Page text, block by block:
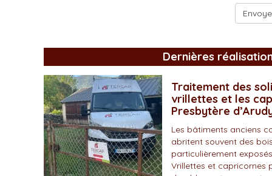
Dernières
Traitement des
vrillettes et les
Presbytère
Les bâtiments anciens
abritent souvent des
particulièrement
Vrillettes et capricornes